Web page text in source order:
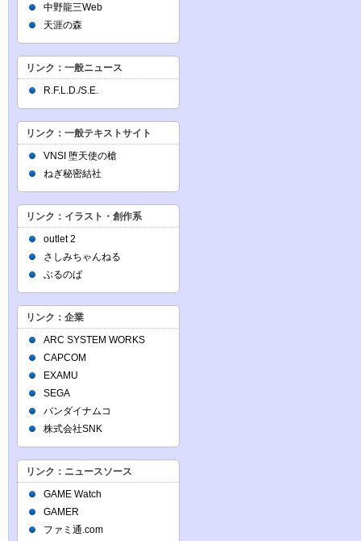
中野龍三Web
天涯の森
リンク：一般ニュース
R.F.L.D./S.E.
リンク：一般テキストサイト
VNSI 堕天使の槍
ねぎ秘密結社
リンク：イラスト・創作系
outlet 2
さしみちゃんねる
ぶるのば
リンク：企業
ARC SYSTEM WORKS
CAPCOM
EXAMU
SEGA
バンダイナムコ
株式会社SNK
リンク：ニュースソース
GAME Watch
GAMER
ファミ通.com